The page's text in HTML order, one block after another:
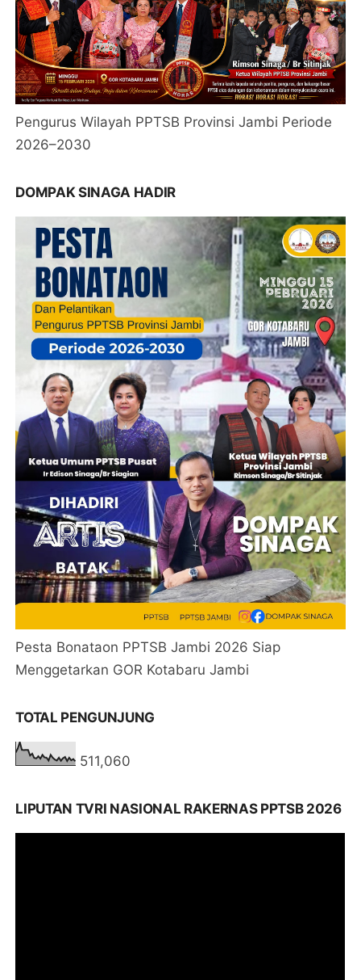
Pengurus Wilayah PPTSB Provinsi Jambi Periode
2026–2030
DOMPAK SINAGA HADIR
Pesta Bonataon PPTSB Jambi 2026 Siap
Menggetarkan GOR Kotabaru Jambi
TOTAL PENGUNJUNG
511,060
LIPUTAN TVRI NASIONAL RAKERNAS PPTSB 2026